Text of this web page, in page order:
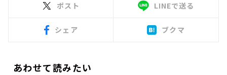
ポスト LINEで送る
シェア ブクマ
あわせて読みたい